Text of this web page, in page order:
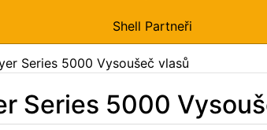
Shell Partneři
Series 5000 Vysoušeč vlasů
Series 5000